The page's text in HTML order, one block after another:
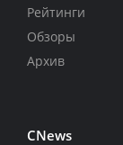
Рейтинги
Обзоры
Архив
CNews